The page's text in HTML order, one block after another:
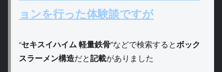
ョンを行った体験談ですが
“セキスイハイム 軽量鉄骨”などで検索するとボック
スラーメン構造だと記載がありました